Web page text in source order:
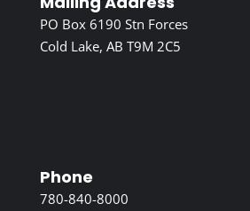
PO Box 6190 Stn Forces
Cold Lake, AB T9M 2C5
Phone
780-840-8000